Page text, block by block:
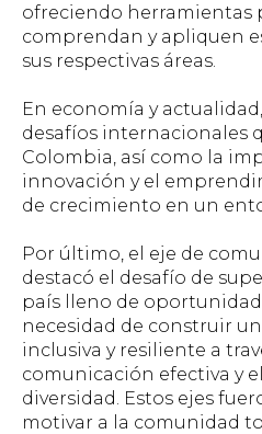
ofreciendo herramientas
comprendan y apliquen
sus respectivas áreas.
En economía y
desafíos internacionales
Colombia, así como la
innovación y el
de crecimiento en un
Por último, el eje de
destacó el desafío de
país lleno de
necesidad de construir
inclusiva y resiliente a
comunicación efectiva y
diversidad. Estos ejes
motivar a la comunidad